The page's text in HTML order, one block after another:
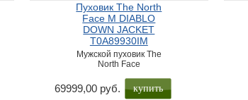
Пуховик The North
Face M DIABLO
DOWN JACKET
T0A89930IM
Мужской пуховик The
North Face
69999,00 руб. купить